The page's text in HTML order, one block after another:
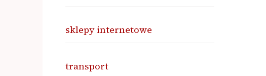
sklepy internetowe
transport